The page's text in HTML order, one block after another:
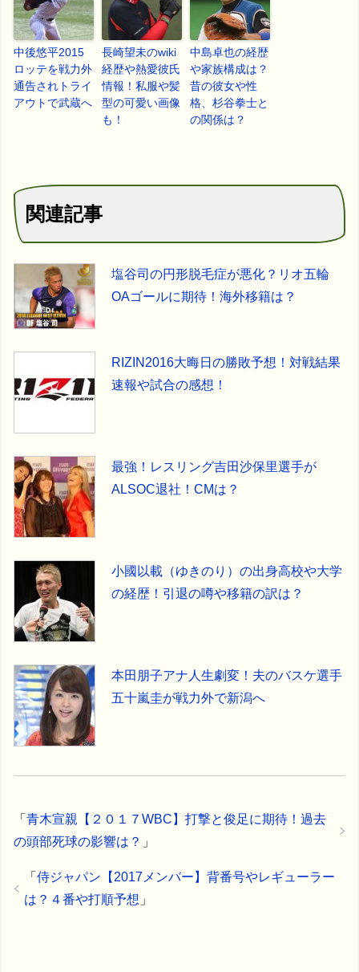
中後悠平2015
ロッテを戦力外
通告されトライ
アウトで武蔵へ
長崎望未のwiki
経歴や熱愛彼氏
情報！私服や髪
型の可愛い画像
も！
中島卓也の経歴
や家族構成は？
昔の彼女や性
格、杉谷拳士と
の関係は？
関連記事
塩谷司の円形脱毛症が悪化？リオ五輪
OAゴールに期待！海外移籍は？
RIZIN2016大晦日の勝敗予想！対戦結果
速報や試合の感想！
最強！レスリング吉田沙保里選手が
ALSOC退社！CMは？
小國以載（ゆきのり）の出身高校や大学
の経歴！引退の噂や移籍の訳は？
本田朋子アナ人生劇変！夫のバスケ選手
五十嵐圭が戦力外で新潟へ
「 青木宣親【２０１７WBC】打撃と俊足に期待！過去
の頭部死球の影響は？ 」
「 侍ジャパン【2017メンバー】背番号やレギューラー
は？４番や打順予想 」